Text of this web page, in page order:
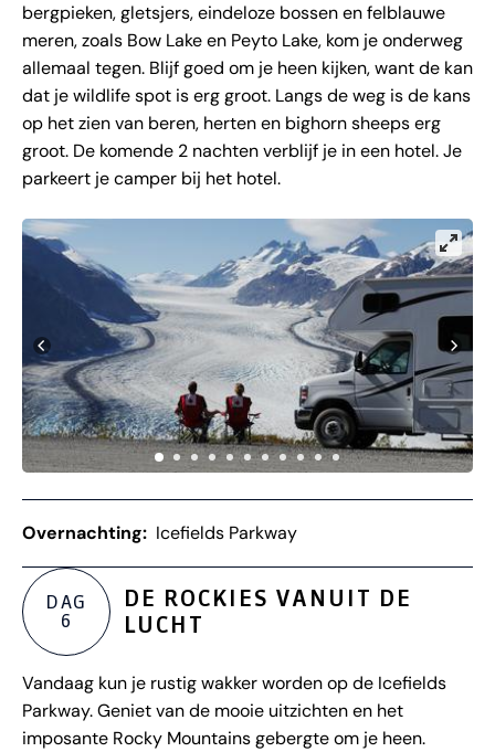
bergpieken, gletsjers, eindeloze bossen en felblauwe
meren, zoals Bow Lake en Peyto Lake, kom je onderweg
allemaal tegen. Blijf goed om je heen kijken, want de kan
dat je wildlife spot is erg groot. Langs de weg is de kans
op het zien van beren, herten en bighorn sheeps erg
groot. De komende 2 nachten verblijf je in een hotel. Je
parkeert je camper bij het hotel.
Overnachting: Icefields Parkway
DAG
6
DE ROCKIES VANUIT DE
LUCHT
Vandaag kun je rustig wakker worden op de Icefields
Parkway. Geniet van de mooie uitzichten en het
imposante Rocky Mountains gebergte om je heen.